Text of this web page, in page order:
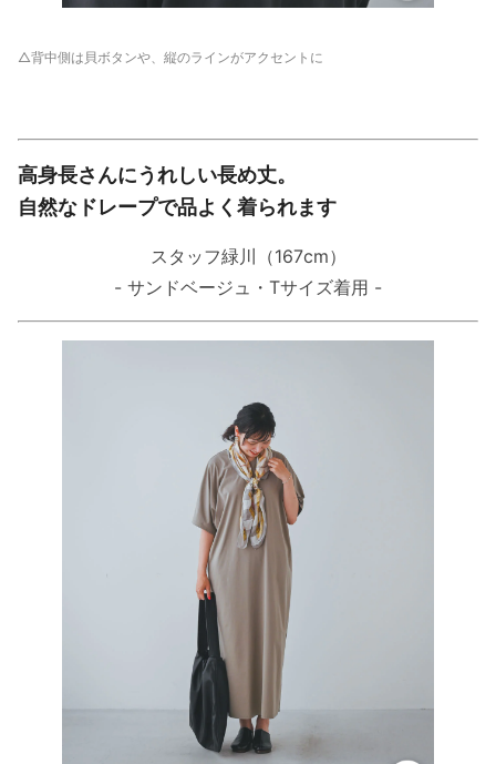
△背中側は貝ボタンや、縦のラインがアクセントに
高身長さんにうれしい長め丈。
自然なドレープで品よく着られます
スタッフ緑川（167cm）
- サンドベージュ・Tサイズ着用 -